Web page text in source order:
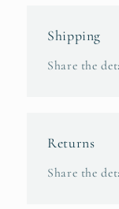
Shipping
Share the
Returns
Share the